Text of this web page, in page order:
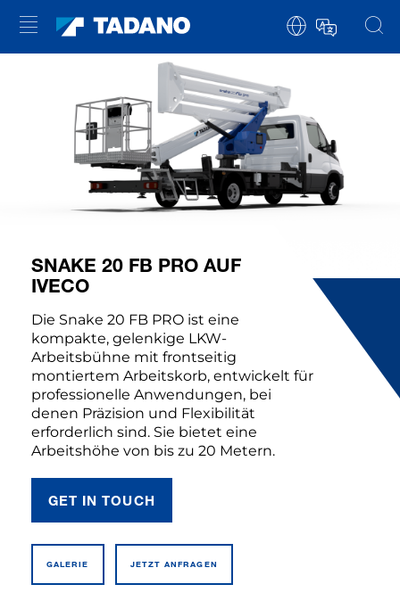
SNAKE 20 FB PRO AUF
IVECO
Die Snake 20 FB PRO ist eine
kompakte, gelenkige LKW-
Arbeitsbühne mit frontseitig
montiertem Arbeitskorb, entwickelt für
professionelle Anwendungen, bei
denen Präzision und Flexibilität
erforderlich sind. Sie bietet eine
Arbeitshöhe von bis zu 20 Metern.
GET IN TOUCH
GALERIE JETZT ANFRAGEN